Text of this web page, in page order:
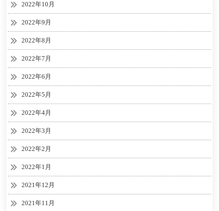
2022年10月
2022年9月
2022年8月
2022年7月
2022年6月
2022年5月
2022年4月
2022年3月
2022年2月
2022年1月
2021年12月
2021年11月